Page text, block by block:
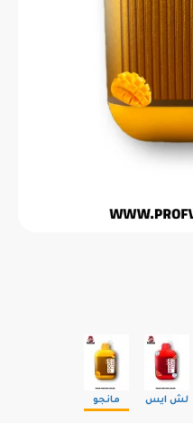
لش ايس مانجو